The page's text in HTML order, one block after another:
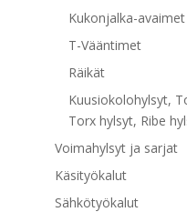
Kukonjalka-avaimet
T-Vääntimet
Räikät
Kuusiokolohylsyt,
Torx hylsyt, Ribe
Voimahylsyt ja sarjat
Käsityökalut
Sähkötyökalut